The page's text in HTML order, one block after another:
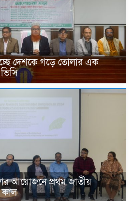
দেশকে গড়ে তোলার এক
আয়োজনে প্রথম জাতীয়
কাল